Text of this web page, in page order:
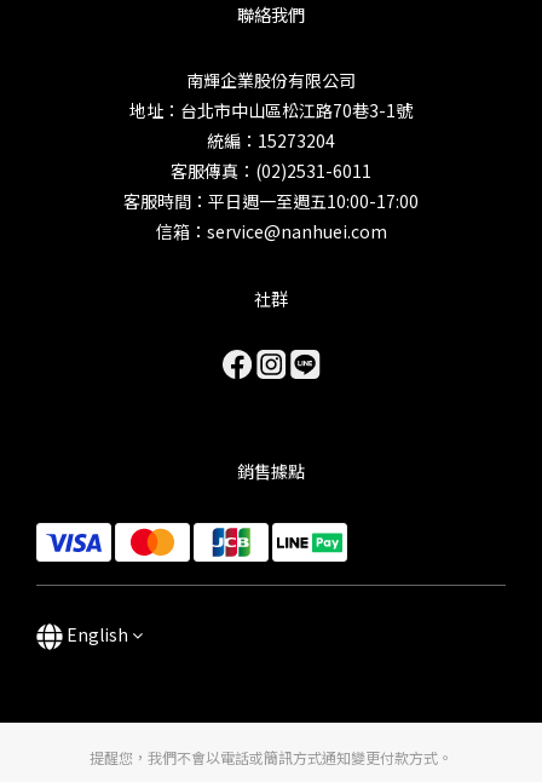
聯絡我們
南輝企業股份有限公司
地址：台北市中山區松江路70巷3-1號
統編：15273204
客服傳真：(02)2531-6011
客服時間：平日週一至週五10:00-17:00
信箱：service@nanhuei.com
社群
銷售據點
English
提醒您，我們不會以電話或簡訊方式通知變更付款方式。